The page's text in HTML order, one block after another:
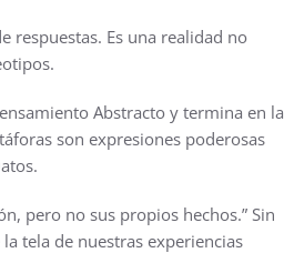
respuestas. Es una realidad no
Abstracto y termina en la
son expresiones poderosas
pero no sus propios hechos.” Sin
tela de nuestras experiencias